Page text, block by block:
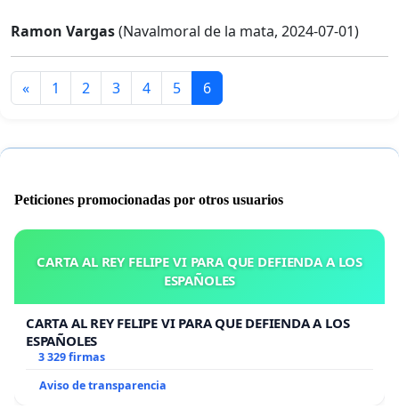
Ramon Vargas(Navalmoral de la mata, 2024-07-01)
« 1 2 3 4 5 6
Peticiones promocionadas por otros usuarios
CARTA AL REY FELIPE VI PARA QUE DEFIENDA A LOS
ESPAÑOLES
CARTA AL REY FELIPE VI PARA QUE DEFIENDA A LOS
ESPAÑOLES
3 329 firmas
Aviso de transparencia